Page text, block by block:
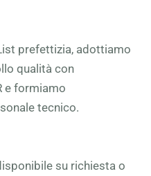
prefettizia, adottiamo
qualità con
e formiamo
tecnico.
su richiesta o